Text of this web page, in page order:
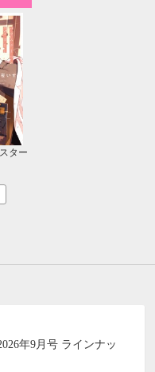
ター
年9月号 ラインナッ